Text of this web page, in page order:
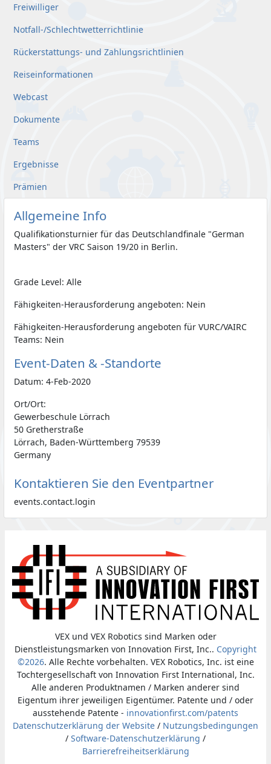
Freiwilliger
Notfall-/Schlechtwetterrichtlinie
Rückerstattungs- und Zahlungsrichtlinien
Reiseinformationen
Webcast
Dokumente
Teams
Ergebnisse
Prämien
Allgemeine Info
Qualifikationsturnier für das Deutschlandfinale "German
Masters" der VRC Saison 19/20 in Berlin.
Grade Level: Alle
Fähigkeiten-Herausforderung angeboten: Nein
Fähigkeiten-Herausforderung angeboten für VURC/VAIRC
Teams: Nein
Event-Daten & -Standorte
Datum: 4-Feb-2020
Ort/Ort:
Gewerbeschule Lörrach
50 Gretherstraße
Lörrach, Baden-Württemberg 79539
Germany
Kontaktieren Sie den Eventpartner
events.contact.login
VEX und VEX Robotics sind Marken oder
Dienstleistungsmarken von Innovation First, Inc.. Copyright
©2026. Alle Rechte vorbehalten. VEX Robotics, Inc. ist eine
Tochtergesellschaft von Innovation First International, Inc.
Alle anderen Produktnamen / Marken anderer sind
Eigentum ihrer jeweiligen Eigentümer. Patente und / oder
ausstehende Patente - innovationfirst.com/patents
Datenschutzerklärung der Website / Nutzungsbedingungen
/ Software-Datenschutzerklärung /
Barrierefreiheitserklärung